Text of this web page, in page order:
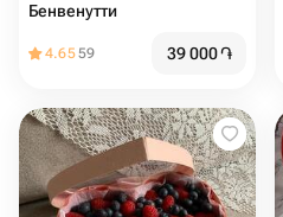
Бенвенутти
4.6559 39 000֏